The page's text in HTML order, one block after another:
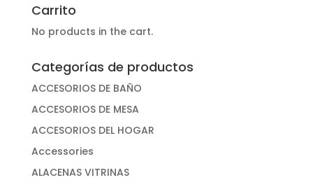
Carrito
No products in the cart.
Categorías de productos
ACCESORIOS DE BAÑO
ACCESORIOS DE MESA
ACCESORIOS DEL HOGAR
Accessories
ALACENAS VITRINAS